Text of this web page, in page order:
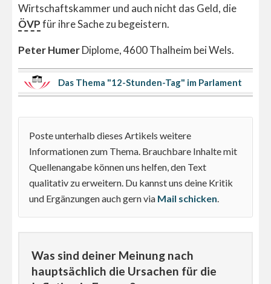
Wirtschaftskammer und auch nicht das Geld, die
ÖVPfür ihre Sache zu begeistern.
Peter HumerDiplome, 4600 Thalheim bei Wels.
Das Thema "12-Stunden-Tag" im Parlament
Poste unterhalb dieses Artikels weitere
Informationen zum Thema. Brauchbare Inhalte mit
Quellenangabe können uns helfen, den Text
qualitativ zu erweitern. Du kannst uns deine Kritik
und Ergänzungen auch gern via Mail schicken.
Was sind deiner Meinung nach
hauptsächlich die Ursachen für die